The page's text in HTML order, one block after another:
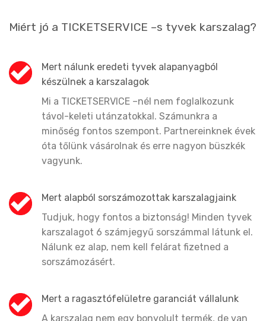
Miért jó a TICKETSERVICE –s tyvek karszalag?
Mert nálunk eredeti tyvek alapanyagból
készülnek a karszalagok
Mi a TICKETSERVICE –nél nem foglalkozunk
távol-keleti utánzatokkal. Számunkra a
minőség fontos szempont. Partnereinknek évek
óta tőlünk vásárolnak és erre nagyon büszkék
vagyunk.
Mert alapból sorszámozottak karszalagjaink
Tudjuk, hogy fontos a biztonság! Minden tyvek
karszalagot 6 számjegyű sorszámmal látunk el.
Nálunk ez alap, nem kell felárat fizetned a
sorszámozásért.
Mert a ragasztófelületre garanciát vállalunk
A karszalag nem egy bonyolult termék, de van